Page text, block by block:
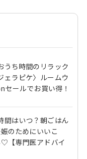
ち時間のリラック
ェラピケ〉ルームウ
ールでお買い得！
間はいつ？朝ごはん
のためにいいこ
【専門医アドバイ